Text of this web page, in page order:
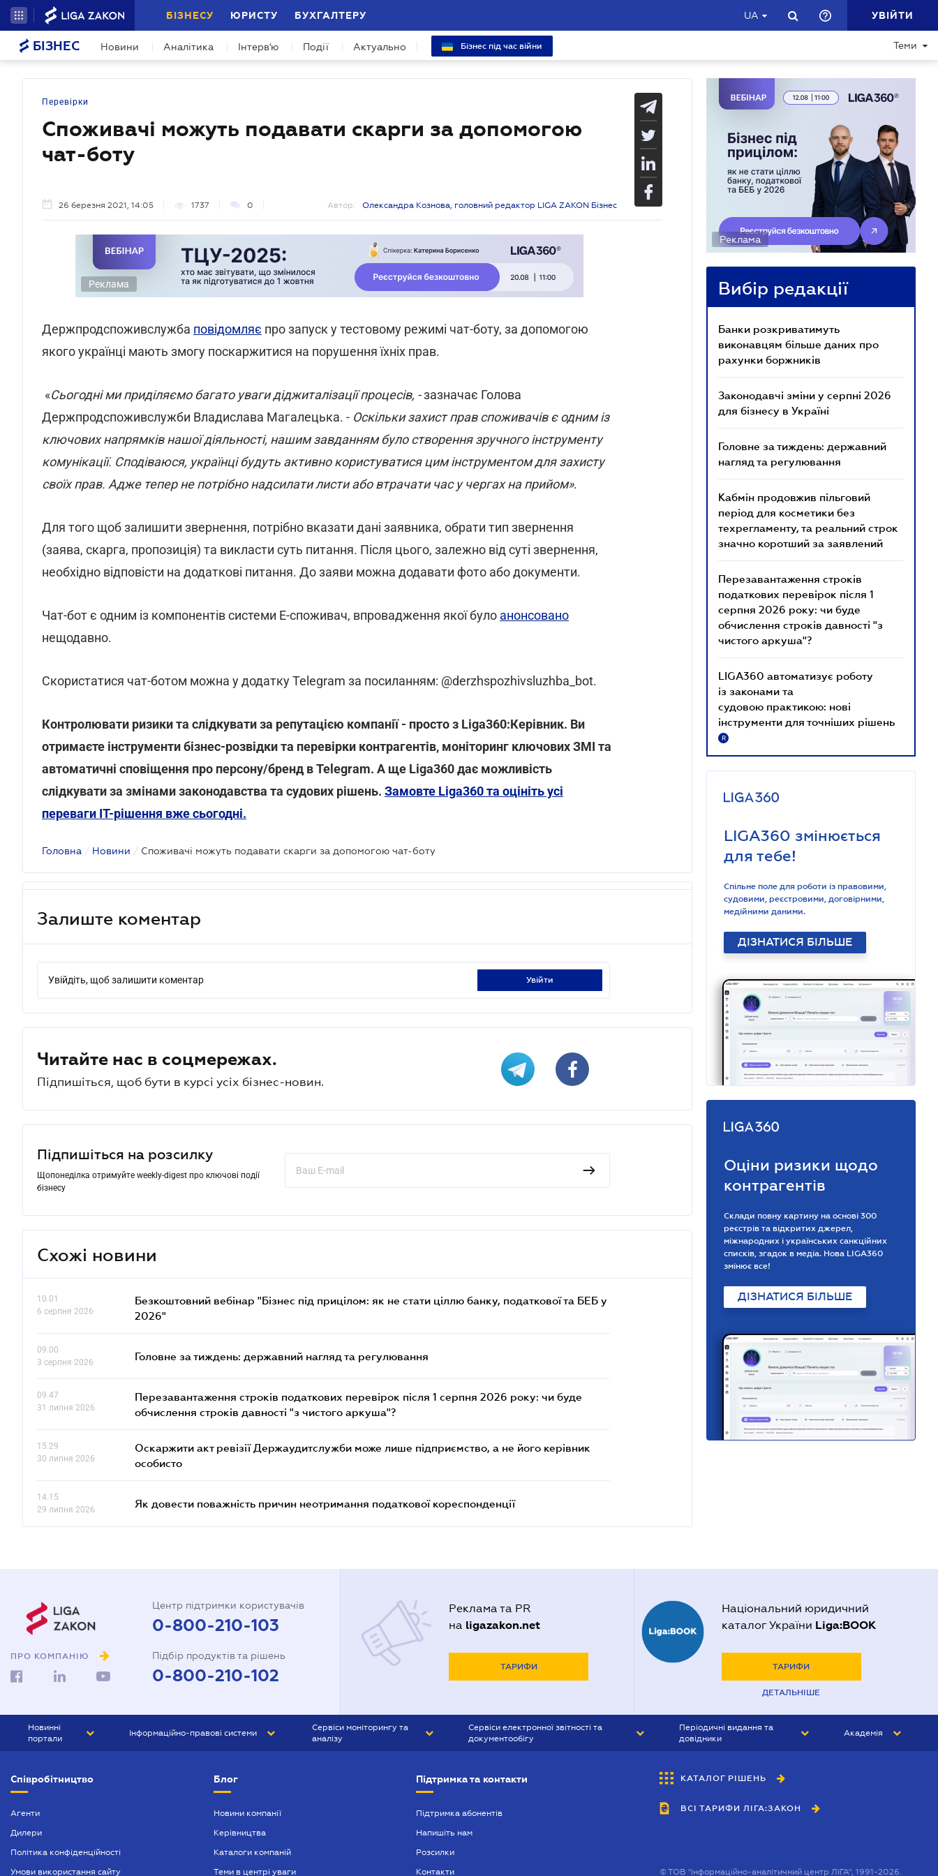
БІЗНЕСУ ЮРИСТУ БУХГАЛТЕРУ UA УВІЙТИ
БІЗНЕС Новини Аналітика Інтерв'ю Події Актуально Бізнес під час війни Теми
Перевірки
Споживачі можуть подавати скарги за допомогою
чат-боту
26 березня 2021, 14:05 1737 0 Автор: Олександра Кознова, головний редактор LIGA ZAKON Бізнес
Реклама
Держпродспоживслужба повідомляє про запуск у тестовому режимі чат-боту, за допомогою
якого українці мають змогу поскаржитися на порушення їхніх прав.
«Сьогодні ми приділяємо багато уваги діджиталізації процесів, -зазначає Голова
Держпродспоживслужби Владислава Магалецька. - Оскільки захист прав споживачів є одним із
ключових напрямків нашої діяльності, нашим завданням було створення зручного інструменту
комунікації. Сподіваюся, українці будуть активно користуватися цим інструментом для захисту
своїх прав. Адже тепер не потрібно надсилати листи або втрачати час у чергах на прийом».
Для того щоб залишити звернення, потрібно вказати дані заявника, обрати тип звернення
(заява, скарга, пропозиція) та викласти суть питання. Після цього, залежно від суті звернення,
необхідно відповісти на додаткові питання. До заяви можна додавати фото або документи.
Чат-бот є одним із компонентів системи Е-споживач, впровадження якої було анонсовано
нещодавно.
Скористатися чат-ботом можна у додатку Telegram за посиланням: @derzhspozhivsluzhba_bot.
Контролювати ризики та слідкувати за репутацією компанії - просто з Liga360:Керівник. Ви
отримаєте інструменти бізнес-розвідки та перевірки контрагентів, моніторинг ключових ЗМІ та
автоматичні сповіщення про персону/бренд в Telegram. А ще Liga360 дає можливість
слідкувати за змінами законодавства та судових рішень. Замовте Liga360 та оцініть усі
переваги ІТ-рішення вже сьогодні.
Головна / Новини / Споживачі можуть подавати скарги за допомогою чат-боту
Залиште коментар
Увійдіть, щоб залишити коментар увійти
Читайте нас в соцмережах.
Підпишіться, щоб бути в курсі усіх бізнес-новин.
Підпишіться на розсилку
Щопонеділка отримуйте weekly-digest про ключові події
бізнесу
Схожі новини
10.01
6 серпня 2026
Безкоштовний вебінар "Бізнес під прицілом: як не стати ціллю банку, податкової та БЕБ у
2026"
09.00
3 серпня 2026
Головне за тиждень: державний нагляд та регулювання
09.47
31 липня 2026
Перезавантаження строків податкових перевірок після 1 серпня 2026 року: чи буде
обчислення строків давності "з чистого аркуша"?
15.29
30 липня 2026
Оскаржити акт ревізії Держаудитслужби може лише підприємство, а не його керівник
особисто
14.15
29 липня 2026
Як довести поважність причин неотримання податкової кореспонденції
Реклама
Вибір редакції
Банки розкриватимуть
виконавцям більше даних про
рахунки боржників
Законодавчі зміни у серпні 2026
для бізнесу в Україні
Головне за тиждень: державний
нагляд та регулювання
Кабмін продовжив пільговий
період для косметики без
техрегламенту, та реальний строк
значно коротший за заявлений
Перезавантаження строків
податкових перевірок після 1
серпня 2026 року: чи буде
обчислення строків давності "з
чистого аркуша"?
LIGA360 автоматизує роботу
із законами та
судовою практикою: нові
інструменти для точніших рішень
R
LIGA360 змінюється
для тебе!
Спільне поле для роботи із правовими,
судовими, реєстровими, договірними,
медійними даними.
ДІЗНАТИСЯ БІЛЬШЕ
Оціни ризики щодо
контрагентів
Склади повну картину на основі 300
реєстрів та відкритих джерел,
міжнародних і українських санкційних
списків, згадок в медіа. Нова LIGA360
змінює все!
ДІЗНАТИСЯ БІЛЬШЕ
ПРО КОМПАНІЮ
Центр підтримки користувачів
0-800-210-103
Підбір продуктів та рішень
0-800-210-102
Реклама та PR
на ligazakon.net
ТАРИФИ
Національний юридичний
каталог України Liga:BOOK
ТАРИФИ
ДЕТАЛЬНІШЕ
Новинні
портали
БІЗНЕС
Інформаційно-правові системи
БУХГАЛТЕР ПРОФ
Сервіси моніторингу та
аналізу
Сервіси електронної звітності та
документообігу
Періодичні видання та
довідники
БУХГАЛТЕР&ЗАКОН
ВІСНИК МСФЗ
Академія
Співробітництво
Агенти
Дилери
Політика конфіденційності
Умови використання сайту
Блог
Новини компанії
Керівництва
Каталоги компаній
Теми в центрі уваги
Підтримка та контакти
Підтримка абонентів
Напишіть нам
Розсилки
Контакти
КАТАЛОГ РІШЕНЬ
ВСІ ТАРИФИ ЛІГА:ЗАКОН
©ТОВ "інформаційно-аналітичний центр ЛІГА", 1991-2026.